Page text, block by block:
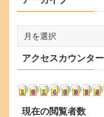
カ
イ
アクセスカウンター
現在の閲覧者数